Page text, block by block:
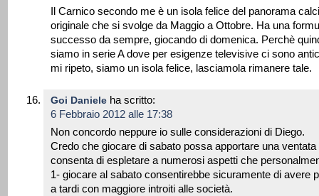
Il Carnico secondo me è un isola felice del panorama
originale che si svolge da Maggio a Ottobre. Ha una
successo da sempre, giocando di domenica. Perchè
siamo in serie A dove per esigenze televisive ci sono
mi ripeto, siamo un isola felice, lasciamola rimanere tale.
Goi Daniele ha scritto:
6 Febbraio 2012 alle 17:38
Non concordo neppure io sulle considerazioni di Diego.
Credo che giocare di sabato possa apportare una
consenta di espletare a numerosi aspetti che
1- giocare al sabato consentirebbe sicuramente di avere
a tardi con maggiore introiti alle società.